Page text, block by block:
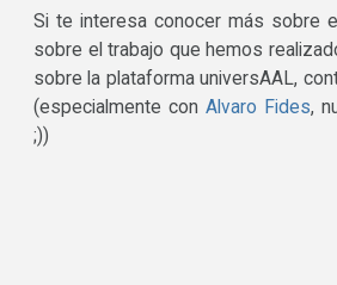
Si te interesa conocer más sobre
sobre el trabajo que hemos
sobre la plataforma universAAL,
(especialmente con Alvaro Fides,
;))